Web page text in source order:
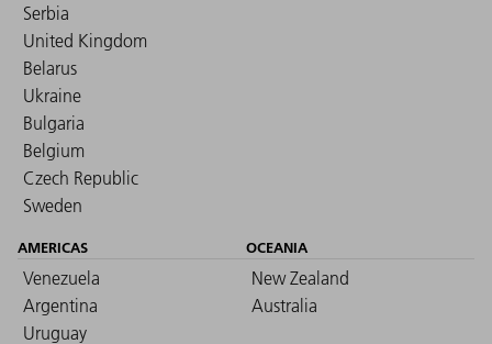
Serbia
United Kingdom
Belarus
Ukraine
Bulgaria
Belgium
Czech Republic
Sweden
AMERICAS
Venezuela
Argentina
Uruguay
OCEANIA
New Zealand
Australia